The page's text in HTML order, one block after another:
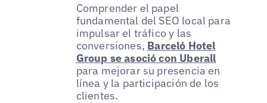
Comprender el papel
fundamental del SEO local para
impulsar el tráfico y las
conversiones, Barceló Hotel
Group se asoció con Uberall
para mejorar su presencia en
línea y la participación de los
clientes.